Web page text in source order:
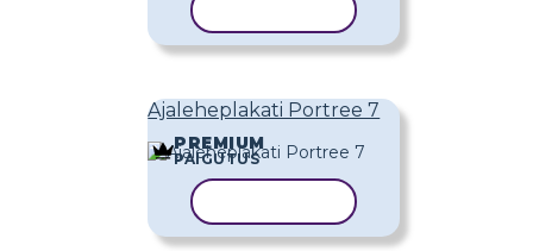
Ajaleheplakati Portree 7
PREMIUM
PAIGUTUS